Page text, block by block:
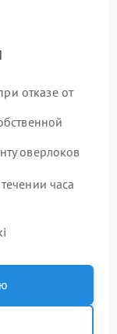
отказе от
оверлоков
часа